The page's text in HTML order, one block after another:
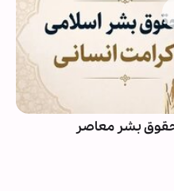
دعوت‌شدگان به زیارت